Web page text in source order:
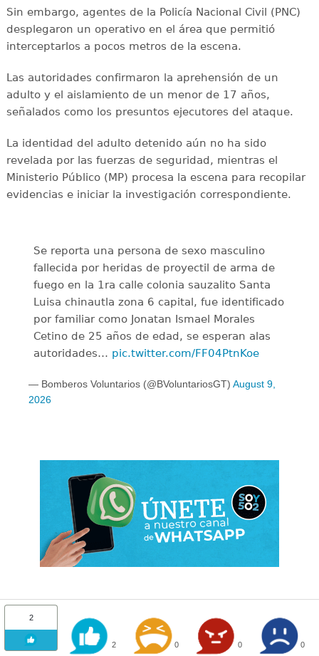
Sin embargo, agentes de la Policía Nacional Civil (PNC)
desplegaron un operativo en el área que permitió
interceptarlos a pocos metros de la escena.
Las autoridades confirmaron la aprehensión de un
adulto y el aislamiento de un menor de 17 años,
señalados como los presuntos ejecutores del ataque.
La identidad del adulto detenido aún no ha sido
revelada por las fuerzas de seguridad, mientras el
Ministerio Público (MP) procesa la escena para recopilar
evidencias e iniciar la investigación correspondiente.
Se reporta una persona de sexo masculino
fallecida por heridas de proyectil de arma de
fuego en la 1ra calle colonia sauzalito Santa
Luisa chinautla zona 6 capital, fue identificado
por familiar como Jonatan Ismael Morales
Cetino de 25 años de edad, se esperan alas
autoridades… pic.twitter.com/FF04PtnKoe
— Bomberos Voluntarios (@BVoluntariosGT) August 9,
2026
2
2 0 0 0